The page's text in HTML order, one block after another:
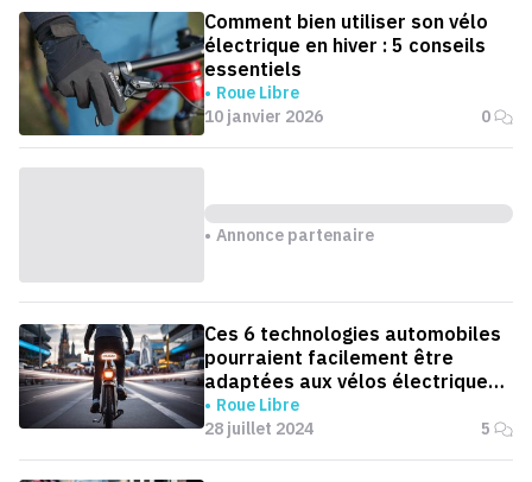
Comment bien utiliser son vélo
électrique en hiver : 5 conseils
essentiels
Roue Libre
10 janvier 2026
0
Annonce partenaire
Ces 6 technologies automobiles
pourraient facilement être
adaptées aux vélos électriques
pour une meilleure sécurité
Roue Libre
28 juillet 2024
5